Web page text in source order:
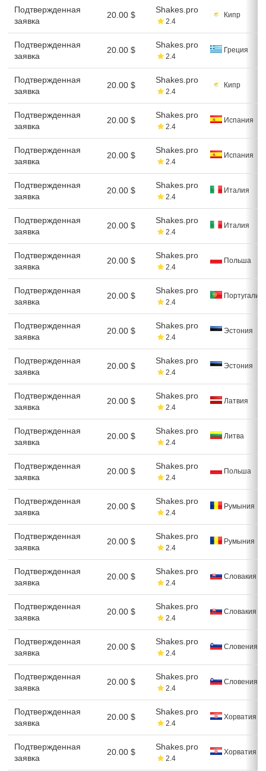
Подтвержденная
заявка
20.00 $
Shakes.pro
2.4
Кипр
Подтвержденная
заявка
20.00 $
Shakes.pro
2.4
Греция
Подтвержденная
заявка
20.00 $
Shakes.pro
2.4
Кипр
Подтвержденная
заявка
20.00 $
Shakes.pro
2.4
Испания
Подтвержденная
заявка
20.00 $
Shakes.pro
2.4
Испания
Подтвержденная
заявка
20.00 $
Shakes.pro
2.4
Италия
Подтвержденная
заявка
20.00 $
Shakes.pro
2.4
Италия
Подтвержденная
заявка
20.00 $
Shakes.pro
2.4
Польша
Подтвержденная
заявка
20.00 $
Shakes.pro
2.4
Португалия
Подтвержденная
заявка
20.00 $
Shakes.pro
2.4
Эстония
Подтвержденная
заявка
20.00 $
Shakes.pro
2.4
Эстония
Подтвержденная
заявка
20.00 $
Shakes.pro
2.4
Латвия
Подтвержденная
заявка
20.00 $
Shakes.pro
2.4
Литва
Подтвержденная
заявка
20.00 $
Shakes.pro
2.4
Польша
Подтвержденная
заявка
20.00 $
Shakes.pro
2.4
Румыния
Подтвержденная
заявка
20.00 $
Shakes.pro
2.4
Румыния
Подтвержденная
заявка
20.00 $
Shakes.pro
2.4
Словакия
Подтвержденная
заявка
20.00 $
Shakes.pro
2.4
Словакия
Подтвержденная
заявка
20.00 $
Shakes.pro
2.4
Словения
Подтвержденная
заявка
20.00 $
Shakes.pro
2.4
Словения
Подтвержденная
заявка
20.00 $
Shakes.pro
2.4
Хорватия
Подтвержденная
заявка
20.00 $
Shakes.pro
2.4
Хорватия